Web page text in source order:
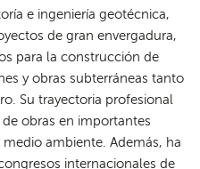
e ingeniería geotécnica,
de gran envergadura,
para la construcción de
y obras subterráneas tanto
Su trayectoria profesional
obras en importantes
ambiente. Además, ha
internacionales de